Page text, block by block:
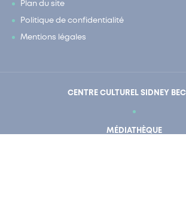
Plan du site
Politique de confidentialité
Mentions légales
CENTRE CULTUREL SIDNEY
MÉDIATHÈQUE